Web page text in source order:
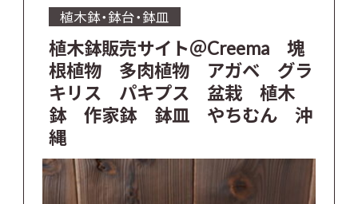
植木鉢・鉢台・鉢皿
植木鉢販売サイト＠Creema 塊
根植物 多肉植物 アガベ グラ
キリス パキプス 盆栽 植木
鉢 作家鉢 鉢皿 やちむん 沖
縄